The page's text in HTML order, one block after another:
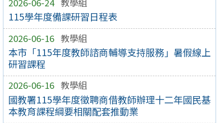
115學年度備課研習日程表
2026-06-16 教學組
本市「115年度教師諮商輔導支持服務」暑假線上
研習課程
2026-06-16 教學組
國教署115學年度徵聘商借教師辦理十二年國民基
本教育課程綱要相關配套推動業